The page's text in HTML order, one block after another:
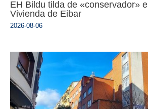
EH Bildu tilda de «conservador»
Vivienda de Eibar
2026-08-06